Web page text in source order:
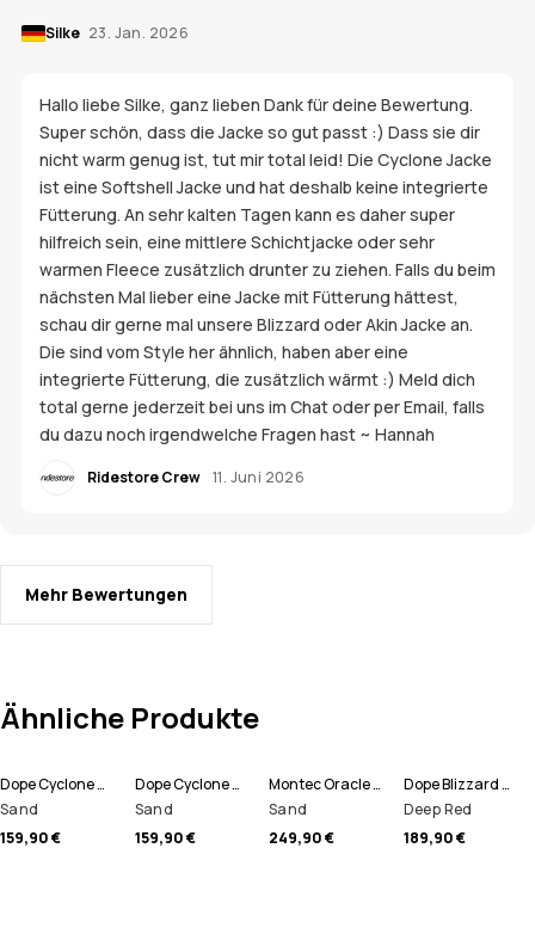
Silke 23. Jan. 2026
Hallo liebe Silke, ganz lieben Dank für deine Bewertung.
Super schön, dass die Jacke so gut passt :) Dass sie dir
nicht warm genug ist, tut mir total leid! Die Cyclone Jacke
ist eine Softshell Jacke und hat deshalb keine integrierte
Fütterung. An sehr kalten Tagen kann es daher super
hilfreich sein, eine mittlere Schichtjacke oder sehr
warmen Fleece zusätzlich drunter zu ziehen. Falls du beim
nächsten Mal lieber eine Jacke mit Fütterung hättest,
schau dir gerne mal unsere Blizzard oder Akin Jacke an.
Die sind vom Style her ähnlich, haben aber eine
integrierte Fütterung, die zusätzlich wärmt :) Meld dich
total gerne jederzeit bei uns im Chat oder per Email, falls
du dazu noch irgendwelche Fragen hast ~ Hannah
Ridestore Crew 11. Juni 2026
Mehr Bewertungen
Ähnliche Produkte
Dope Cyclone W 22 Snowboardjacke Damen
Sand
159,90 €
Dope Cyclone W 22 Skijacke Damen
Sand
159,90 €
Montec Oracle W Snowboardjacke Damen
Sand
249,90 €
Dope Blizzard W Snowboardjacke Damen
Deep Red
189,90 €